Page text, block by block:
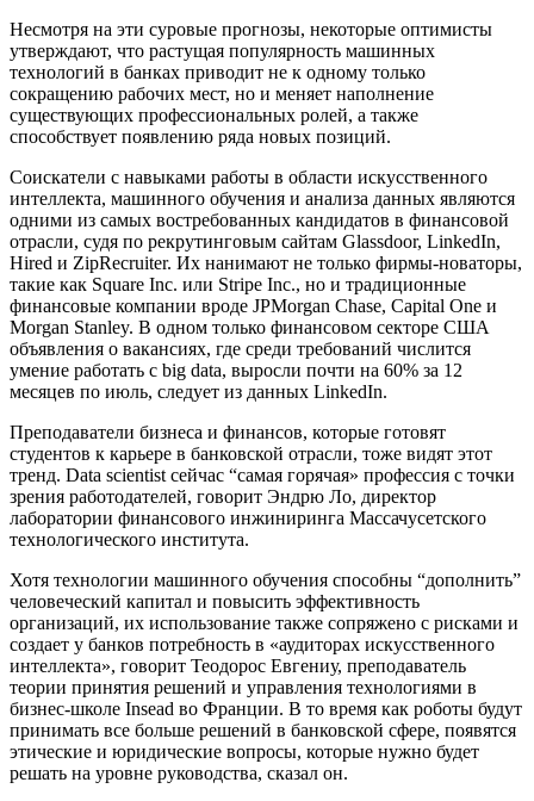
Несмотря на эти суровые прогнозы, некоторые оптимисты
утверждают, что растущая популярность машинных
технологий в банках приводит не к одному только
сокращению рабочих мест, но и меняет наполнение
существующих профессиональных ролей, а также
способствует появлению ряда новых позиций.
Соискатели с навыками работы в области искусственного
интеллекта, машинного обучения и анализа данных являются
одними из самых востребованных кандидатов в финансовой
отрасли, судя по рекрутинговым сайтам Glassdoor, LinkedIn,
Hired и ZipRecruiter. Их нанимают не только фирмы-новаторы,
такие как Square Inc. или Stripe Inc., но и традиционные
финансовые компании вроде JPMorgan Chase, Capital One и
Morgan Stanley. В одном только финансовом секторе США
объявления о вакансиях, где среди требований числится
умение работать с big data, выросли почти на 60% за 12
месяцев по июль, следует из данных LinkedIn.
Преподаватели бизнеса и финансов, которые готовят
студентов к карьере в банковской отрасли, тоже видят этот
тренд. Data scientist сейчас “самая горячая» профессия с точки
зрения работодателей, говорит Эндрю Ло, директор
лаборатории финансового инжиниринга Массачусетского
технологического института.
Хотя технологии машинного обучения способны “дополнить”
человеческий капитал и повысить эффективность
организаций, их использование также сопряжено с рисками и
создает у банков потребность в «аудиторах искусственного
интеллекта», говорит Теодорос Евгениу, преподаватель
теории принятия решений и управления технологиями в
бизнес-школе Insead во Франции. В то время как роботы будут
принимать все больше решений в банковской сфере, появятся
этические и юридические вопросы, которые нужно будет
решать на уровне руководства, сказал он.